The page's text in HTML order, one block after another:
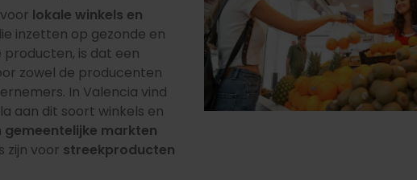
lokale winkels en
inzetten op gezonde en
producten, is dat een
zowel de producenten
In Valencia vind
aan dit soort winkels en
gemeentelijke markten
zijn voor streekproducten